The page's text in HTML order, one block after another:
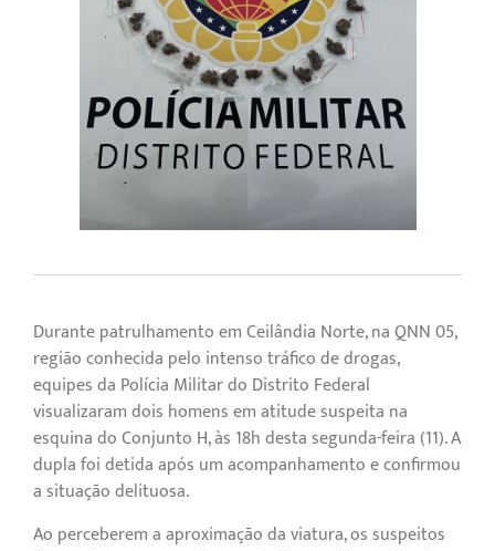
Durante patrulhamento em Ceilândia Norte, na QNN 05,
região conhecida pelo intenso tráfico de drogas,
equipes da Polícia Militar do Distrito Federal
visualizaram dois homens em atitude suspeita na
esquina do Conjunto H, às 18h desta segunda-feira (11). A
dupla foi detida após um acompanhamento e confirmou
a situação delituosa.
Ao perceberem a aproximação da viatura, os suspeitos